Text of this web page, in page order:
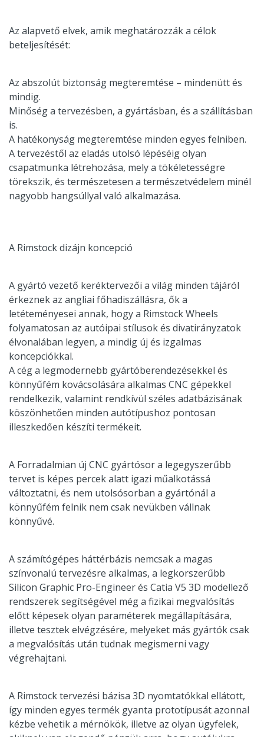
Az alapvető elvek, amik meghatározzák a célok
beteljesítését:
Az abszolút biztonság megteremtése – mindenütt és
mindig.
Minőség a tervezésben, a gyártásban, és a szállításban
is.
A hatékonyság megteremtése minden egyes felniben.
A tervezéstől az eladás utolsó lépéséig olyan
csapatmunka létrehozása, mely a tökéletességre
törekszik, és természetesen a természetvédelem minél
nagyobb hangsúllyal való alkalmazása.
A Rimstock dizájn koncepció
A gyártó vezető keréktervezői a világ minden tájáról
érkeznek az angliai főhadiszállásra, ők a
letéteményesei annak, hogy a Rimstock Wheels
folyamatosan az autóipai stílusok és divatirányzatok
élvonalában legyen, a mindig új és izgalmas
koncepciókkal.
A cég a legmodernebb gyártóberendezésekkel és
könnyűfém kovácsolására alkalmas CNC gépekkel
rendelkezik, valamint rendkívül széles adatbázisának
köszönhetően minden autótípushoz pontosan
illeszkedően készíti termékeit.
A Forradalmian új CNC gyártósor a legegyszerűbb
tervet is képes percek alatt igazi műalkotássá
változtatni, és nem utolsósorban a gyártónál a
könnyűfém felnik nem csak nevükben vállnak
könnyűvé.
A számítógépes háttérbázis nemcsak a magas
színvonalú tervezésre alkalmas, a legkorszerűbb
Silicon Graphic Pro-Engineer és Catia V5 3D modellező
rendszerek segítségével még a fizikai megvalósítás
előtt képesek olyan paraméterek megállapítására,
illetve tesztek elvégzésére, melyeket más gyártók csak
a megvalósítás után tudnak megismerni vagy
végrehajtani.
A Rimstock tervezési bázisa 3D nyomtatókkal ellátott,
így minden egyes termék gyanta prototípusát azonnal
kézbe vehetik a mérnökök, illetve az olyan ügyfelek,